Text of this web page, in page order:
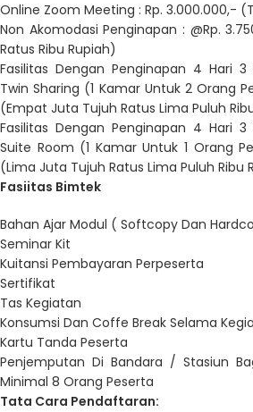
Online Zoom Meeting : Rp. 3.000.000,-
Non Akomodasi Penginapan : @Rp.
Ratus Ribu Rupiah)
Fasilitas Dengan Penginapan 4 Hari
Twin Sharing (1 Kamar Untuk 2 Orang
(Empat Juta Tujuh Ratus Lima Puluh
Fasilitas Dengan Penginapan 4 Hari
Suite Room (1 Kamar Untuk 1 Orang
(Lima Juta Tujuh Ratus Lima Puluh Ribu
Fasiitas Bimtek
Bahan Ajar Modul ( Softcopy Dan
Seminar Kit
Kuitansi Pembayaran Perpeserta
Sertifikat
Tas Kegiatan
Konsumsi Dan Coffe Break Selama
Kartu Tanda Peserta
Penjemputan Di Bandara / Stasiun
Minimal 8 Orang Peserta
Tata Cara Pendaftaran: